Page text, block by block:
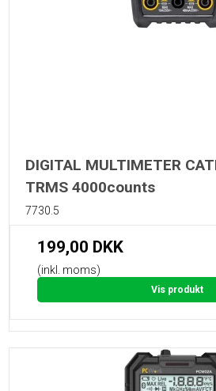
DIGITAL MULTIMETER
TRMS 4000counts
7730.5
199,00 DKK
(inkl. moms)
Vis produkt